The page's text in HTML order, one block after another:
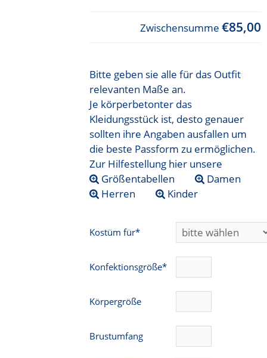
Zwischensumme €85,00
Bitte geben sie alle für das Outfit
relevanten Maße an.
Je körperbetonter das
Kleidungsstück ist, desto genauer
sollten ihre Angaben ausfallen um
die beste Passform zu ermöglichen.
Zur Hilfestellung hier unsere
Größentabellen
Damen
Herren
Kinder
Kostüm für*
Konfektionsgröße*
Körpergröße
Brustumfang